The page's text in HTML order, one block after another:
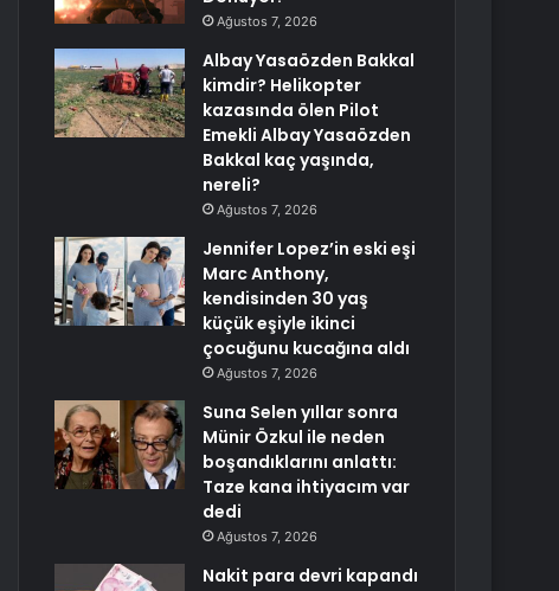
Ağustos 7, 2026
Albay Yasaözden Bakkal
kimdir? Helikopter
kazasında ölen Pilot
Emekli Albay Yasaözden
Bakkal kaç yaşında,
nereli?
Ağustos 7, 2026
Jennifer Lopez’in eski eşi
Marc Anthony,
kendisinden 30 yaş
küçük eşiyle ikinci
çocuğunu kucağına aldı
Ağustos 7, 2026
Suna Selen yıllar sonra
Münir Özkul ile neden
boşandıklarını anlattı:
Taze kana ihtiyacım var
dedi
Ağustos 7, 2026
Nakit para devri kapandı